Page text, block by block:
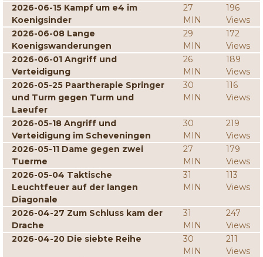
2026-06-15 Kampf um e4 im
Koenigsinder
27
MIN
196
Views
2026-06-08 Lange
Koenigswanderungen
29
MIN
172
Views
2026-06-01 Angriff und
Verteidigung
26
MIN
189
Views
2026-05-25 Paartherapie Springer
und Turm gegen Turm und
Laeufer
30
MIN
116
Views
2026-05-18 Angriff und
Verteidigung im Scheveningen
30
MIN
219
Views
2026-05-11 Dame gegen zwei
Tuerme
27
MIN
179
Views
2026-05-04 Taktische
Leuchtfeuer auf der langen
Diagonale
31
MIN
113
Views
2026-04-27 Zum Schluss kam der
Drache
31
MIN
247
Views
2026-04-20 Die siebte Reihe
30
MIN
211
Views